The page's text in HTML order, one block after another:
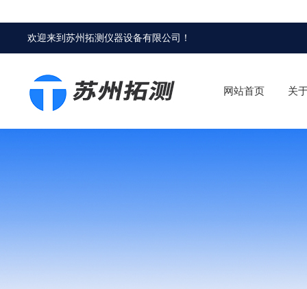
欢迎来到苏州拓测仪器设备有限公司 ！
网站首页 关